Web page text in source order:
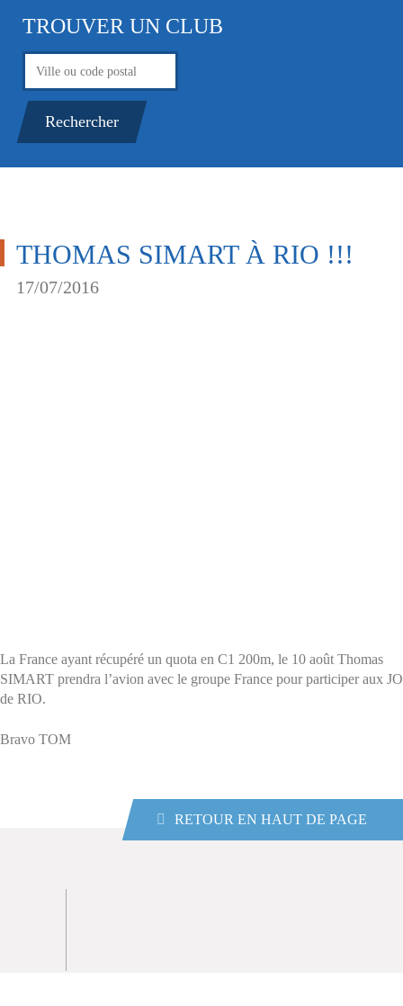
TROUVER UN CLUB
THOMAS SIMART À RIO !!!
17/07/2016
La France ayant récupéré un quota en C1 200m, le 10 août Thomas
SIMART prendra l’avion avec le groupe France pour participer aux JO
de RIO.
Bravo TOM
RETOUR EN HAUT DE PAGE